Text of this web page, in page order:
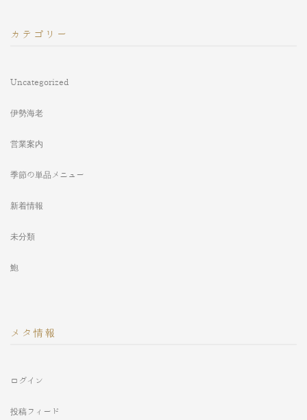
カテゴリー
Uncategorized
伊勢海老
営業案内
季節の単品メニュー
新着情報
未分類
鮑
メタ情報
ログイン
投稿フィード